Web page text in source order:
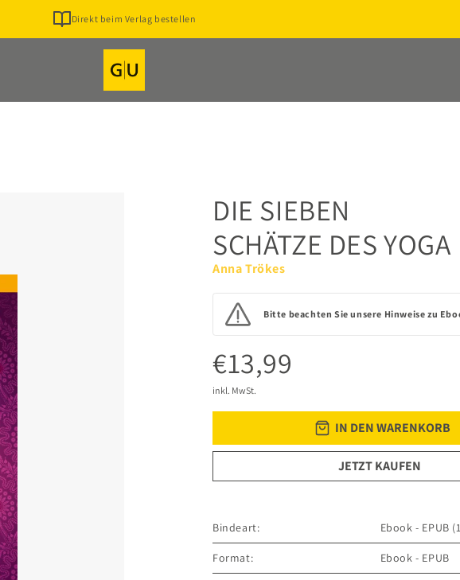
Direkt beim Verlag bestellen
DIE SIEBEN
SCHÄTZE DES YOGA
Anna Trökes
Bitte beachten Sie unsere Hinweise zu
€13,99
inkl. MwSt.
IN DEN WARENKORB
JETZT KAUFEN
Bindeart: Ebook - EPUB
Format: Ebook - EPUB